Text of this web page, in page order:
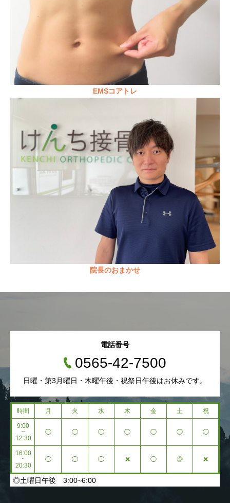
EMSコアトレ
院長のおまかせ
電話番号
0565-42-7500
日曜・第3月曜日・木曜午後・祝祭日午後はお休みです。
時間 月 火 水 木 金 土 祝
9:00
~
12:30
◯ ◯ ◯ ◯ ◯ ◯ ◯
16:00
~
20:30
◯ ◯ ◯ ❌ ◯ ◎ ❌
◎土曜日午後 3:00~6:00